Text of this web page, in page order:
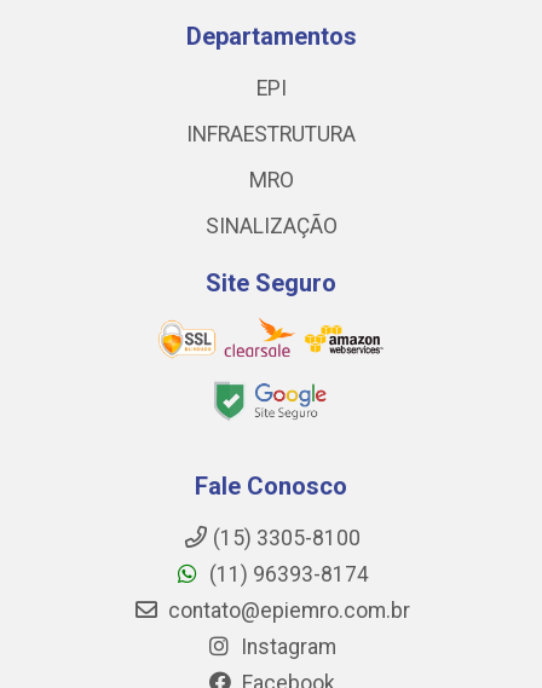
Departamentos
EPI
INFRAESTRUTURA
MRO
SINALIZAÇÃO
Site Seguro
Fale Conosco
(15) 3305-8100
(11) 96393-8174
contato@epiemro.com.br
Instagram
Facebook